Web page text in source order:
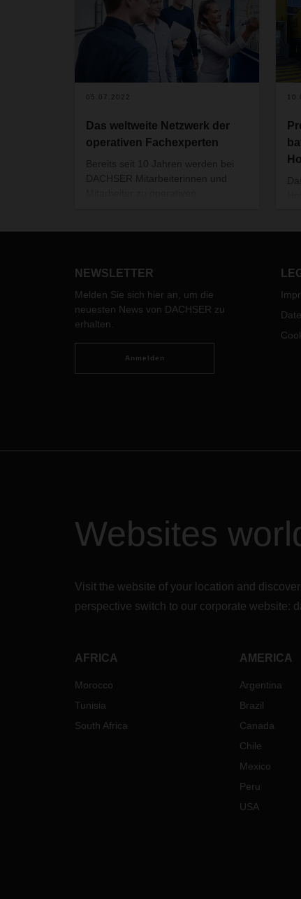
05.07.2022
Das weltweite Netzwerk der
operativen Fachexperten
Bereits seit 10 Jahren werden bei
DACHSER Mitarbeiterinnen und
Niederlassungen und dadurch das
bereichern und unterstützen
können. Aber was genau macht
einen solchen operativen
Fachexperten aus?
NEWSLETTER
Melden Sie sich hier an, um die
neuesten News von DACHSER zu
erhalten.
Anmelden
Websites
Visit the website of your location and
perspective switch to our corporate website:
AFRICA
Morocco
Tunisia
South Africa
AMERICA
Argentina
Brazil
Canada
Chile
Mexico
Peru
USA